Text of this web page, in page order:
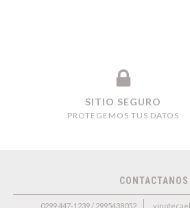
SITIO SEGURO
PROTEGEMOS TUS DATOS
CONTACTANOS
0299 447-1239 / 2995438052